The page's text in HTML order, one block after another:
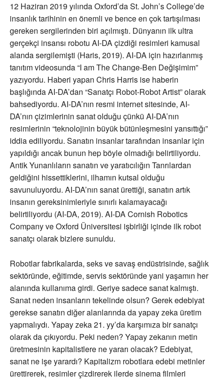
12 Haziran 2019 yılında Oxford’da St. John’s College’de
insanlık tarihinin en önemli ve bence en çok tartışılması
gereken sergilerinden biri açılmıştı. Dünyanın ilk ultra
gerçekçi insansı robotu AI-DA çizdiği resimleri kamusal
alanda sergilemişti (Haris, 2019). AI-DA için hazırlanmış
tanıtım videosunda “I am The Change-Ben Değişimim”
yazıyordu. Haberi yapan Chris Harris ise haberin
başlığında AI-DA’dan “Sanatçı Robot-Robot Artist” olarak
bahsediyordu. AI-DA’nın resmi internet sitesinde, AI-
DA’nın çizimlerinin sanat olduğu çünkü AI-DA’nın
resimlerinin “teknolojinin büyük bütünleşmesini yansıttığı”
iddia ediliyordu. Sanatın insanlar tarafından insanlar için
yapıldığı ancak bunun hep böyle olmadığı belirtiliyordu.
Antik Yunanlıların sanatın ve yaratıcılığın Tanrılardan
geldiğini hissettiklerini, ilhamın kutsal olduğu
savunuluyordu. AI-DA’nın sanat ürettiği, sanatın artık
insanın gereksinimleriyle sınırlı kalamayacağı
belirtiliyordu (AI-DA, 2019). AI-DA Cornish Robotics
Company ve Oxford Üniversitesi işbirliği içinde ilk robot
sanatçı olarak bizlere sunuldu.
Robotlar fabrikalarda, seks ve savaş endüstrisinde, sağlık
sektöründe, eğitimde, servis sektöründe yani yaşamın her
alanında kullanıma girdi. Geriye sadece sanat kalmıştı.
Sanat neden insanların tekelinde olsun? Gerek edebiyat
gerekse sanatın diğer alanlarında da yapay zeka üretim
yapmalıydı. Yapay zeka 21. yy’da karşımıza bir sanatçı
olarak da çıkıyordu. Peki neden? Yapay zekanın metin
üretmesinin kapitalistlere ne yararı olacak? Edebiyat,
sanat ne işe yarardı? Kapitalizm robotlara edebi metinler
ürettirerek, resimler çizdirerek ilerde sinema filmleri